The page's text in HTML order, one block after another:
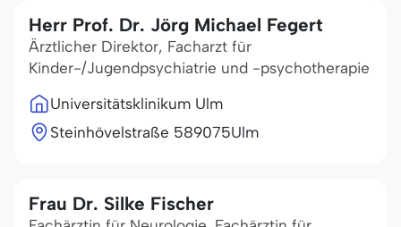
Herr Prof. Dr. Jörg Michael Fegert
Ärztlicher Direktor, Facharzt für
Kinder-/Jugendpsychiatrie und -psychotherapie
Universitätsklinikum Ulm
Steinhövelstraße 589075Ulm
Frau Dr. Silke Fischer